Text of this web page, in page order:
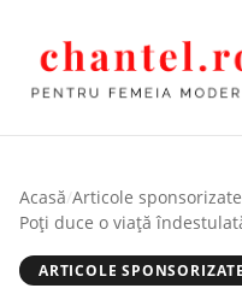
Acasă/Articole sponsorizate
ARTICOLE SPONSORIZATE